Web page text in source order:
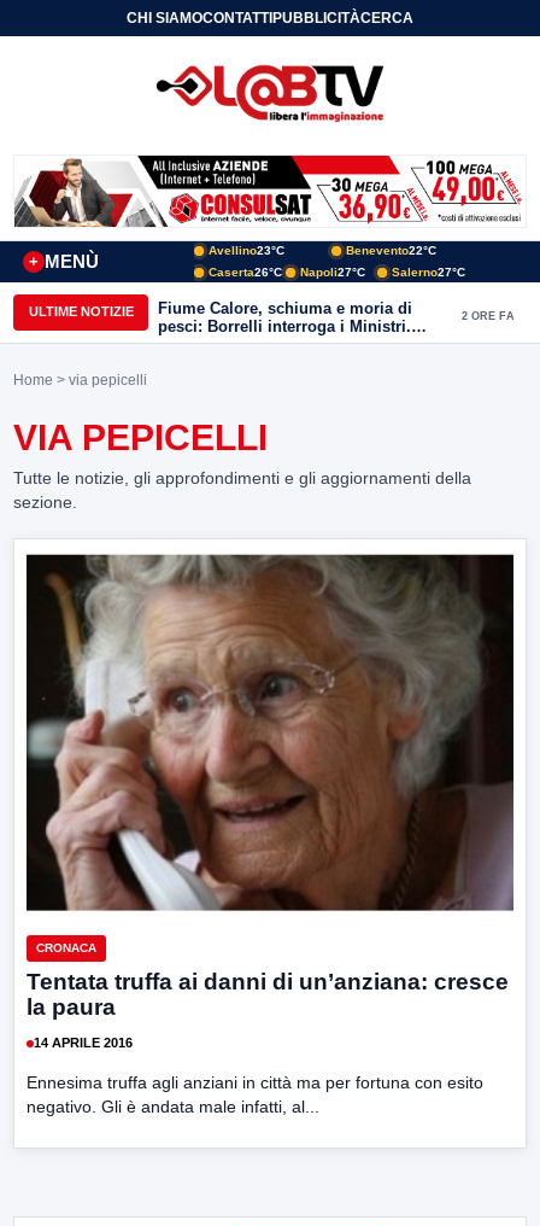
CHI SIAMOCONTATTIPUBBLICITÀCERCA
MENÙ
+
Avellino23°C Benevento22°C
Caserta26°C Napoli27°C Salerno27°C
ULTIME NOTIZIE
Fiume Calore, schiuma e moria di
pesci: Borrelli interroga i Ministri.
“Benevento paga l’assenza del
2 ORE FA
Home > via pepicelli
VIA PEPICELLI
Tutte le notizie, gli approfondimenti e gli aggiornamenti della
sezione.
CRONACA
Tentata truffa ai danni di un’anziana: cresce
la paura
14 APRILE 2016
Ennesima truffa agli anziani in città ma per fortuna con esito
negativo. Gli è andata male infatti, al...